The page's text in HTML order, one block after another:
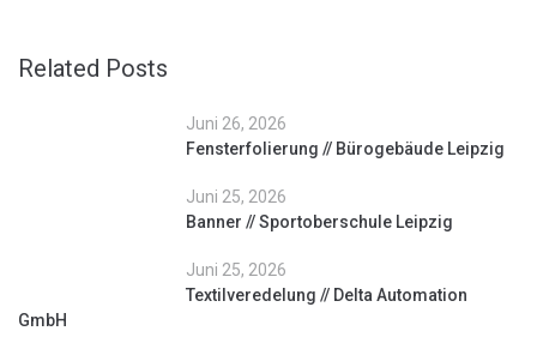
Related Posts
Juni 26, 2026
Fensterfolierung // Bürogebäude Leipzig
Juni 25, 2026
Banner // Sportoberschule Leipzig
Juni 25, 2026
Textilveredelung // Delta Automation
GmbH